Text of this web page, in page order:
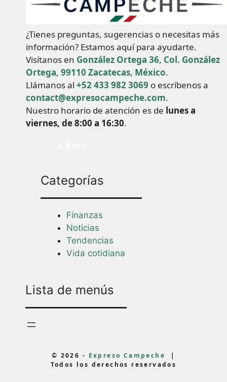
¿Tienes preguntas, sugerencias o necesitas más
información? Estamos aquí para ayudarte.
Visítanos en González Ortega 36, Col. González
Ortega, 99110 Zacatecas, México.
Llámanos al +52 433 982 3069 o escríbenos a
contact@expresocampeche.com.
Nuestro horario de atención es de lunes a
viernes, de 8:00 a 16:30.
Categorías
Finanzas
Noticias
Tendencias
Vida cotidiana
Lista de menús
© 2026 - Expreso Campeche
Todos los derechos reservados